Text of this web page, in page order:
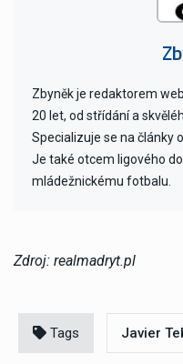
Zbyněk je redaktorem
20 let, od střídání a
Specializuje se na články
Je také otcem ligového
mládežnickému fotbalu.
Zdroj: realmadryt.pl
Tags Javier